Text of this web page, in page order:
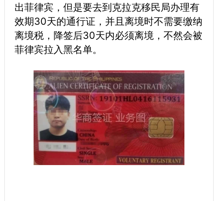
出菲律宾，但是要去到克拉克移民局办理有
效期30天的通行证，并且离境时不需要缴纳
离境税，降签后30天内必须离境，不然会被
菲律宾拉入黑名单。